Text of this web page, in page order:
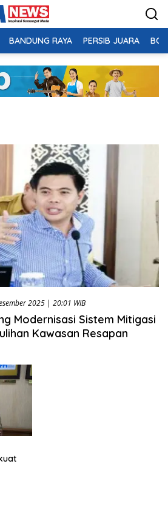
BANDUNG RAYA PERSIB JUARA
2025 | 20:01 WIB
Modernisasi Sistem Mitigasi
Kawasan Resapan